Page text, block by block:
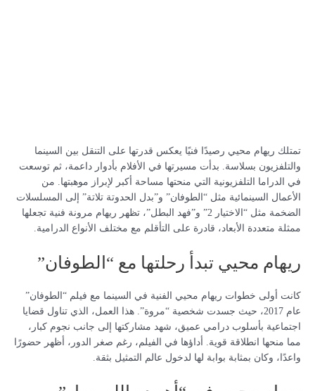
تمتلك ريهام محيي رصيدًا فنيًا يعكس قدرتها على التنقل بين السينما
والتلفزيون بسلاسة. بدأت مسيرتها في الأفلام بأدوار داعمة، ثم توسعت
في الدراما التلفزيونية التي منحتها مساحة أكبر لإبراز موهبتها. من
الأعمال السينمائية مثل “الطوفان” و”بدل الحدوتة تلاتة” إلى المسلسلات
الضخمة مثل “الاختيار 2” و”فهد البطل”، تظهر ريهام مرونة فنية تجعلها
ممثلة متعددة الأبعاد، قادرة على التأقلم مع مختلف الأنواع الدرامية.
ريهام محيي تبدأ رحلتها مع “الطوفان”
كانت أولى خطوات ريهام محيي الفنية في السينما مع فيلم “الطوفان”
عام 2017، حيث جسدت شخصية “مروة”. هذا العمل، الذي تناول قضايا
اجتماعية بأسلوب درامي عميق، شهد مشاركتها إلى جانب نجوم كبار،
مما منحها انطلاقة قوية. أداؤها في الفيلم، رغم صغر الدور، أظهر حضورًا
واعدًا، وكان بمثابة بوابة لها لدخول عالم التمثيل بثقة.